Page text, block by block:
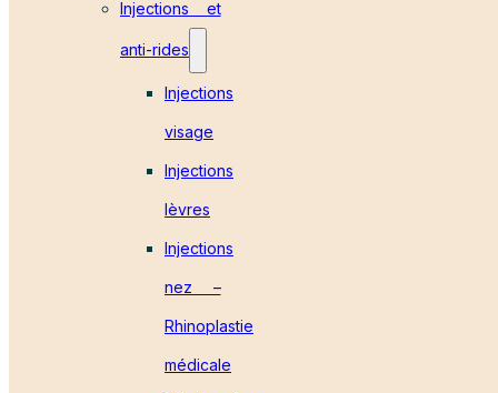
Injections et
anti-rides
Injections
visage
Injections
lèvres
Injections
nez –
Rhinoplastie
médicale